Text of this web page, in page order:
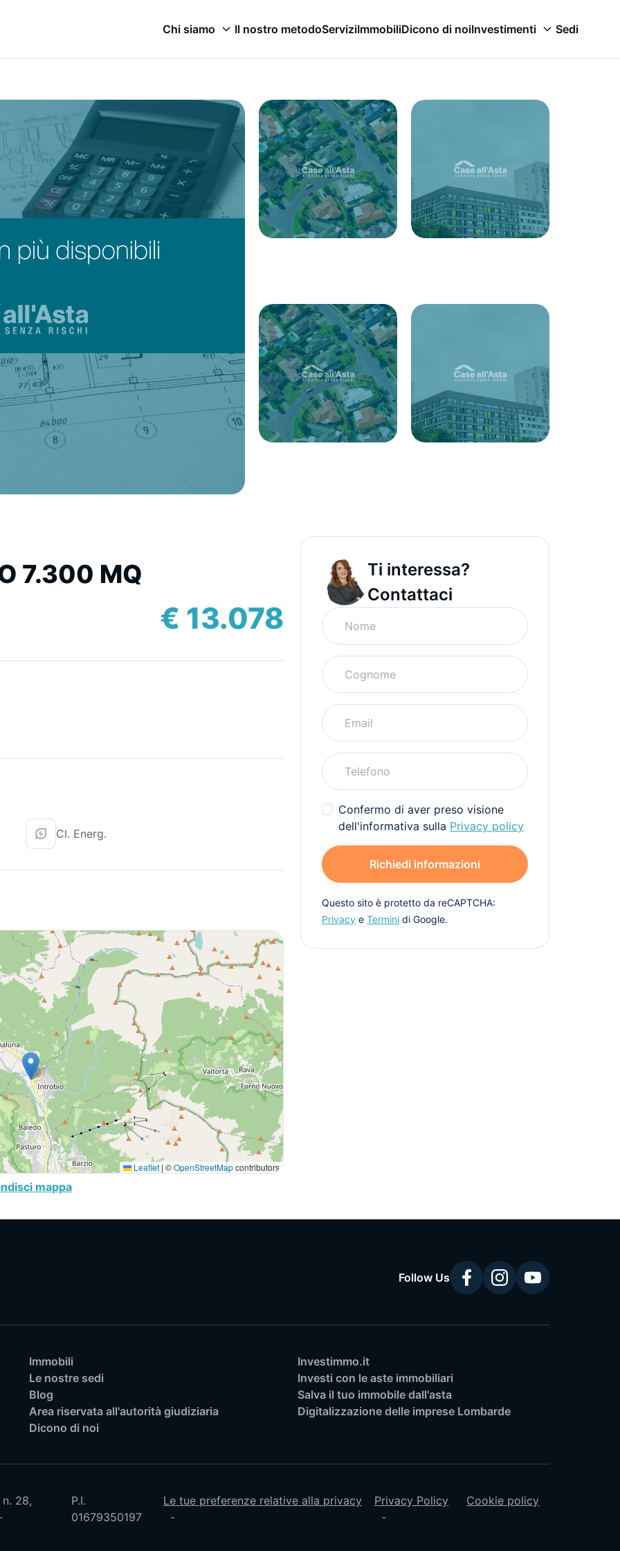
Chi siamo Il nostro metodoServiziImmobiliDicono di noiInvestimenti Sedi
7.300 MQ
€ 13.078
Cl. Energ.
Leaflet | ©OpenStreetMapcontributors
mappa
Ti interessa?
Contattaci
Confermo di aver preso visione
dell'informativa sulla Privacy policy
Richiedi informazioni
Questo sito è protetto da reCAPTCHA:
Privacy e Termini di Google.
Follow Us
Immobili
Le nostre sedi
Blog
Area riservata all'autorità giudiziaria
Dicono di noi
Investimmo.it
Investi con le aste immobiliari
Salva il tuo immobile dall'asta
Digitalizzazione delle imprese Lombarde
28,
P.I.
01679350197
Le tue preferenze relative alla privacy Privacy Policy Cookie policy